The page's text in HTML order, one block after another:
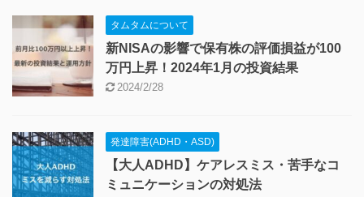
タムタムについて
新NISAの影響で保有株の評価損益が100
万円上昇！2024年1月の投資結果
2024/2/28
発達障害(ADHD・ASD)
【大人ADHD】ケアレスミス・苦手なコ
ミュニケーションの対処法